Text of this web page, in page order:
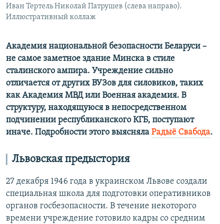
Иван Тертель Николай Патрушев (слева направо).
Иллюстративный коллаж
Академия национальной безопасности Беларуси –
не самое заметное здание Минска в стиле
сталинского ампира. Учреждение сильно
отличается от других ВУЗов для силовиков, таких
как Академия МВД или Военная академия. В
структуру, находящуюся в непосредственном
подчинении республиканского КГБ, поступают
иначе. Подробности этого выясняла Радыё Свабода.
Львовская предыстория
27 декабря 1946 года в украинском Львове создали
специальная школа для подготовки оперативников
органов госбезопасности. В течение некоторого
времени учреждение готовило кадры со средним